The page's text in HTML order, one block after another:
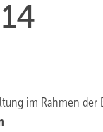
im Rahmen der